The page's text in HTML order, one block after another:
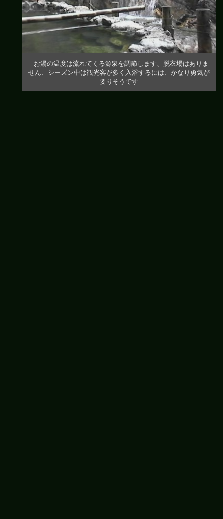
お湯の温度は流れてくる源泉を調節します、脱衣場はありま
せん、シーズン中は観光客が多く入浴するには、かなり勇気が
要りそうです